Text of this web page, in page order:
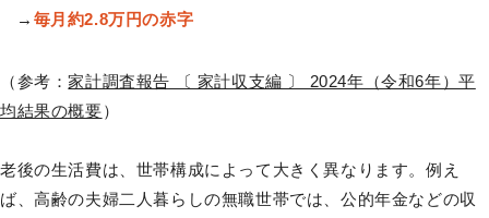
→ 毎月約2.8万円の赤字
（参考：家計調査報告 〔 家計収支編 〕 2024年（令和6年）平
均結果の概要）
老後の生活費は、世帯構成によって大きく異なります。例え
ば、高齢の夫婦二人暮らしの無職世帯では、公的年金などの収